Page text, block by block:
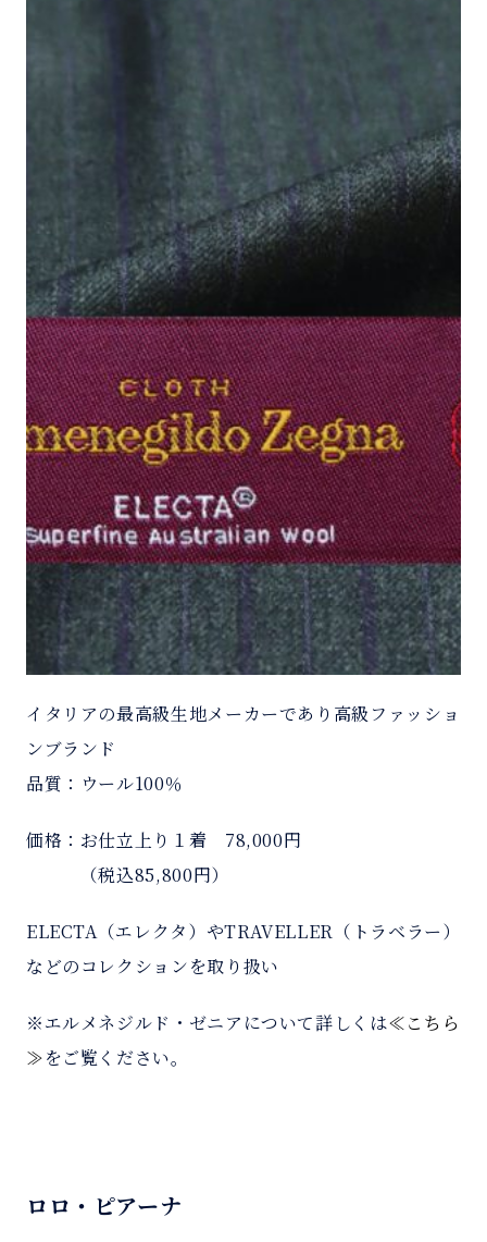
イタリアの最高級生地メーカーであり高級ファッショ
ンブランド
品質：ウール100％
価格：お仕立上り１着 78,000円
（税込85,800円）
ELECTA（エレクタ）やTRAVELLER（トラベラー）
などのコレクションを取り扱い
※エルメネジルド・ゼニアについて詳しくは≪こちら
≫をご覧ください。
ロロ・ピアーナ